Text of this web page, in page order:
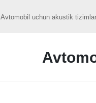
Avtomobil uchun akustik tizimlar